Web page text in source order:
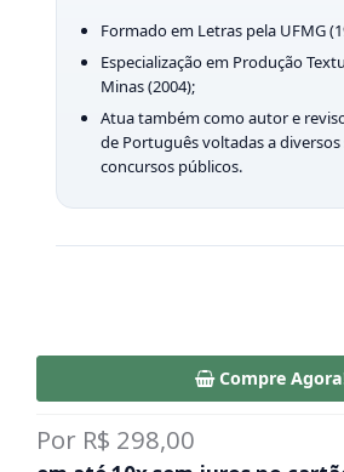
Formado em Letras pela UFMG
Especialização em Produção
Minas (2004);
Atua também como autor e
de Português voltadas a
concursos públicos.
Compre
Por R$ 298,00